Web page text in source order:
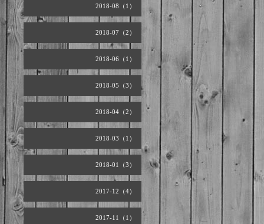
2018-08（1）
2018-07（2）
2018-06（1）
2018-05（3）
2018-04（2）
2018-03（1）
2018-01（3）
2017-12（4）
2017-11（1）